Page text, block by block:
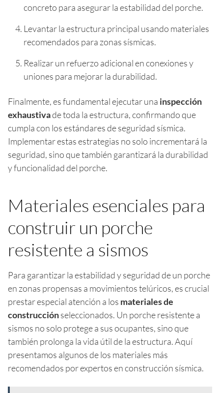
concreto para asegurar la estabilidad del porche.
Levantar la estructura principal usando materiales
recomendados para zonas sísmicas.
Realizar un refuerzo adicional en conexiones y
uniones para mejorar la durabilidad.
Finalmente, es fundamental ejecutar una inspección
exhaustivade toda la estructura, confirmando que
cumpla con los estándares de seguridad sísmica.
Implementar estas estrategias no solo incrementará la
seguridad, sino que también garantizará la durabilidad
y funcionalidad del porche.
Materiales esenciales para
construir un porche
resistente a sismos
Para garantizar la estabilidad y seguridad de un porche
en zonas propensas a movimientos telúricos, es crucial
prestar especial atención a los materiales de
construcciónseleccionados. Un porche resistente a
sismos no solo protege a sus ocupantes, sino que
también prolonga la vida útil de la estructura. Aquí
presentamos algunos de los materiales más
recomendados por expertos en construcción sísmica.